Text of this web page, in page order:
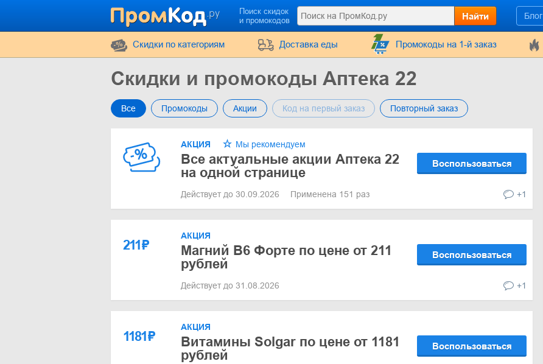
Поиск скидок
и промокодов
Найти Блог
Cкидки по категориям Доставка еды Промокоды на 1-й заказ
Скидки и промокоды Аптека 22
Все Промокоды Акции Код на первый заказ Повторный заказ
АКЦИЯ Мы рекомендуем
Все актуальные акции Аптека 22
на одной странице
Воспользоваться
Действует до 30.09.2026 Применена 151 раз +1
211₽
АКЦИЯ
Магний В6 Форте по цене от 211
рублей
Воспользоваться
Действует до 31.08.2026 +1
1181₽
АКЦИЯ
Витамины Solgar по цене от 1181
рублей
Воспользоваться